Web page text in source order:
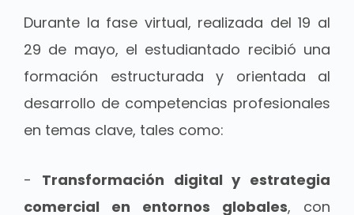
Durante la fase virtual, realizada del 19 al
29 de mayo, el estudiantado recibió una
formación estructurada y orientada al
desarrollo de competencias profesionales
en temas clave, tales como:
- Transformación digital y estrategia
comercial en entornos globales, con